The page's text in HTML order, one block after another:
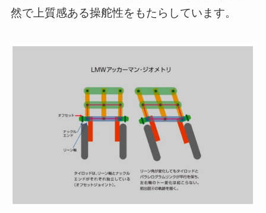
然で上質感ある操舵性をもたらしています。